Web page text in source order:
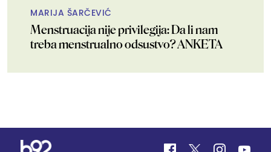
MARIJA ŠARČEVIĆ
Menstruacija nije privilegija: Da li nam
treba menstrualno odsustvo? ANKETA